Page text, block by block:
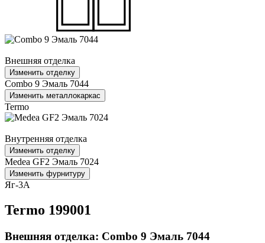
Внешняя отделка
Изменить отделку
Combo 9 Эмаль 7044
Изменить металлокаркас
Termo
Внутренняя отделка
Изменить отделку
Medea GF2 Эмаль 7024
Изменить фурнитуру
Яг-3А
Termo 199001
Внешняя отделка: Combo 9 Эмаль 7044